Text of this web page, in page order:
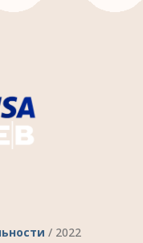
/ 2022